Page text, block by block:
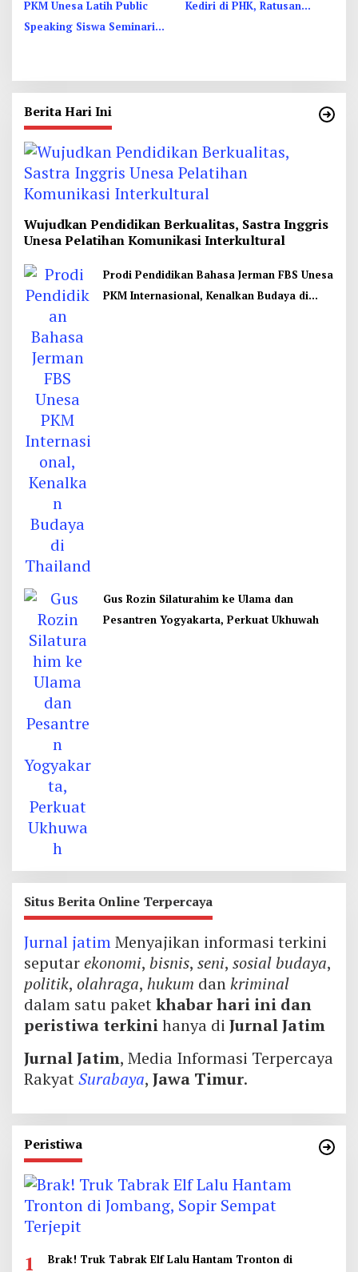
PKM Unesa Latih Public
Speaking Siswa Seminari
Kediri di PHK, Ratusan
Berita Hari Ini
Wujudkan Pendidikan Berkualitas, Sastra Inggris
Unesa Pelatihan Komunikasi Interkultural
Prodi Pendidikan Bahasa Jerman FBS Unesa
PKM Internasional, Kenalkan Budaya di
Gus Rozin Silaturahim ke Ulama dan
Pesantren Yogyakarta, Perkuat Ukhuwah
Situs Berita Online Terpercaya
Jurnal jatimMenyajikan informasi terkini
seputarekonomi, bisnis, seni, sosial budaya,
politik, olahraga, hukum dankriminal
dalam satu paketkhabar hari ini dan
peristiwa terkinihanya di Jurnal Jatim
Jurnal Jatim, Media Informasi Terpercaya
RakyatSurabaya, Jawa Timur.
Peristiwa
1
Brak! Truk Tabrak Elf Lalu Hantam Tronton di